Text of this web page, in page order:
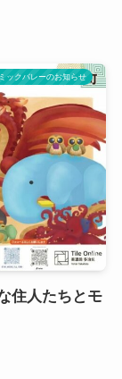
ックバレーのお知らせ
住人たちとモ